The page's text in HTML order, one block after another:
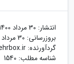
انتشار: 30 مرداد 1400
بروزرسانی: 30 مرداد 1400
گردآورنده:
شناسه مطلب: 1540